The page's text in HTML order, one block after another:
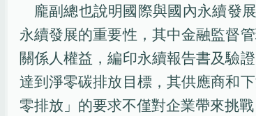
龐副總也說明國際與國內永續發
永續發展的重要性，其中金融監督
關係人權益，編印永續報告書及驗
達到淨零碳排放目標，其供應商和
零排放」的要求不僅對企業帶來挑戰